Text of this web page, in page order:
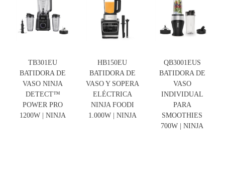
TB301EU
BATIDORA DE
VASO NINJA
DETECT™
POWER PRO
1200W | NINJA
HB150EU
BATIDORA DE
VASO Y SOPERA
ELÉCTRICA
NINJA FOODI
1.000W | NINJA
QB3001EUS
BATIDORA DE
VASO
INDIVIDUAL
PARA
SMOOTHIES
700W | NINJA